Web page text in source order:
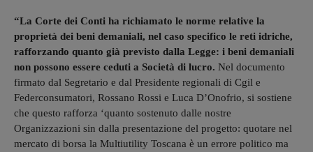
“La Corte dei Conti ha richiamato le norme relative la
proprietà dei beni demaniali, nel caso specifico le reti idriche,
rafforzando quanto già previsto dalla Legge: i beni demaniali
non possono essere ceduti a Società di lucro. Nel documento
firmato dal Segretario e dal Presidente regionali di Cgil e
Federconsumatori, Rossano Rossi e Luca D’Onofrio, si sostiene
che questo rafforza ‘quanto sostenuto dalle nostre
Organizzazioni sin dalla presentazione del progetto: quotare nel
mercato di borsa la Multiutility Toscana è un errore politico ma